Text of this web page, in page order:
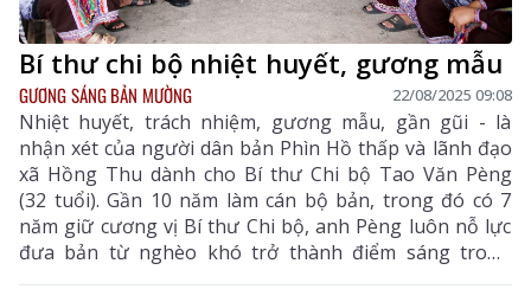
Bí thư chi bộ nhiệt huyết, gương mẫu
GƯƠNG SÁNG BẢN MƯỜNG 22/08/2025 09:08
Nhiệt huyết, trách nhiệm, gương mẫu, gần gũi - là
nhận xét của người dân bản Phìn Hồ thấp và lãnh đạo
xã Hồng Thu dành cho Bí thư Chi bộ Tao Văn Pèng
(32 tuổi). Gần 10 năm làm cán bộ bản, trong đó có 7
năm giữ cương vị Bí thư Chi bộ, anh Pèng luôn nỗ lực
đưa bản từ nghèo khó trở thành điểm sáng trong
phát triển kinh tế, gìn giữ bản sắc văn hóa dân tộc Lự.